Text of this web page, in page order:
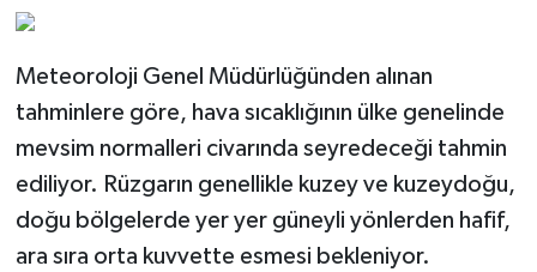
Meteoroloji Genel Müdürlüğünden alınan
tahminlere göre, hava sıcaklığının ülke genelinde
mevsim normalleri civarında seyredeceği tahmin
ediliyor. Rüzgarın genellikle kuzey ve kuzeydoğu,
doğu bölgelerde yer yer güneyli yönlerden hafif,
ara sıra orta kuvvette esmesi bekleniyor.